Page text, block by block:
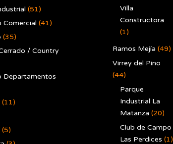
(51)
Comercial (41)
(35)
/ Country
Departamentos
(11)
(5)
Villa
Constructora
(1)
Ramos Mejía (49)
Virrey del Pino
(44)
Parque
Industrial La
Matanza (20)
Club de Campo
Las Perdices (1)